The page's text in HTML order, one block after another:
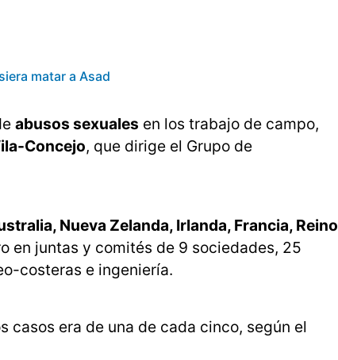
matar a Asad
abusos sexuales en los trabajo de campo,
Concejo, que dirige el Grupo de
Nueva Zelanda, Irlanda, Francia, Reino
en juntas y comités de 9 sociedades, 25
costeras e ingeniería.
casos era de una de cada cinco, según el